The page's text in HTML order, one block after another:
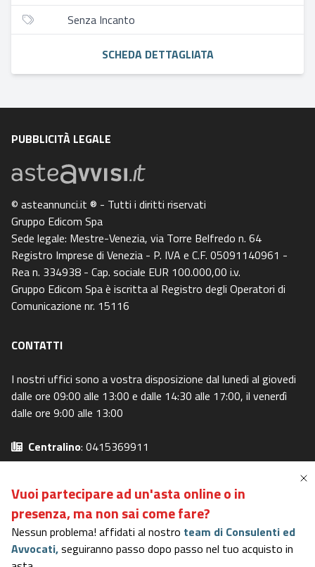
Senza Incanto
SCHEDA DETTAGLIATA
PUBBLICITÀ LEGALE
© asteannunci.it ® - Tutti i diritti riservati
Gruppo Edicom Spa
Sede legale: Mestre-Venezia, via Torre Belfredo n. 64
Registro Imprese di Venezia - P. IVA e C.F. 05091140961 -
Rea n. 334938 - Cap. sociale EUR 100.000,00 i.v.
Gruppo Edicom Spa è iscritta al Registro degli Operatori di
Comunicazione nr. 15116
CONTATTI
I nostri uffici sono a vostra disposizione dal lunedi al giovedi
dalle ore 09:00 alle 13:00 e dalle 14:30 alle 17:00, il venerdì
dalle ore 9:00 alle 13:00
Centralino: 0415369911
Email: info@asteavvisi.it
Privacy Policy
Cookie Policy
Preferenze Privacy
I miei diritti
Portale in possesso dei requisiti del DM 31/10/2006
Vuoi partecipare ad un'asta online o in
presenza,ma non sai come fare?
Nessun problema! affidati al nostro team di Consulenti ed
Avvocati,seguiranno passo dopo passo nel tuo acquisto in